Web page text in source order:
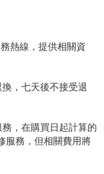
熱線 ，提供相關資
，七天後不接受退
，在購買日起計算的
服務，但相關費用將